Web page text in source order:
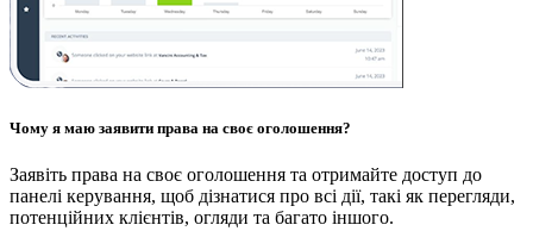
Чому я маю заявити права на своє оголошення?
Заявіть права на своє оголошення та отримайте доступ до
панелі керування, щоб дізнатися про всі дії, такі як перегляди,
потенційних клієнтів, огляди та багато іншого.